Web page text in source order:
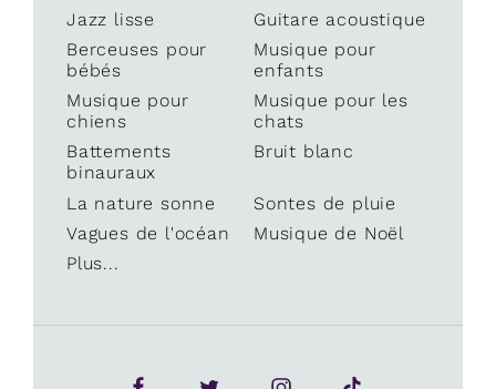
Jazz lisse
Guitare acoustique
Berceuses pour
bébés
Musique pour
enfants
Musique pour
chiens
Musique pour les
chats
Battements
binauraux
Bruit blanc
La nature sonne
Sontes de pluie
Vagues de l'océan
Musique de Noël
Plus...